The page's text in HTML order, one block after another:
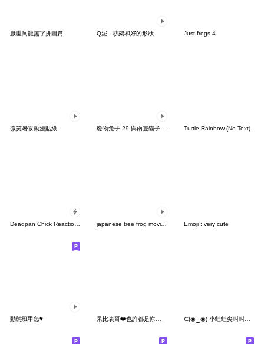
厭世阿龍無字拼圖篇 Q泥 - 吵架和好的形狀 Just frogs 4
微笑暑假動漫貼紙 廢物兔子 29 與兩隻貓子一起 Turtle Rainbow (No Text)
Emoji : very cute
動態班甲魚♥